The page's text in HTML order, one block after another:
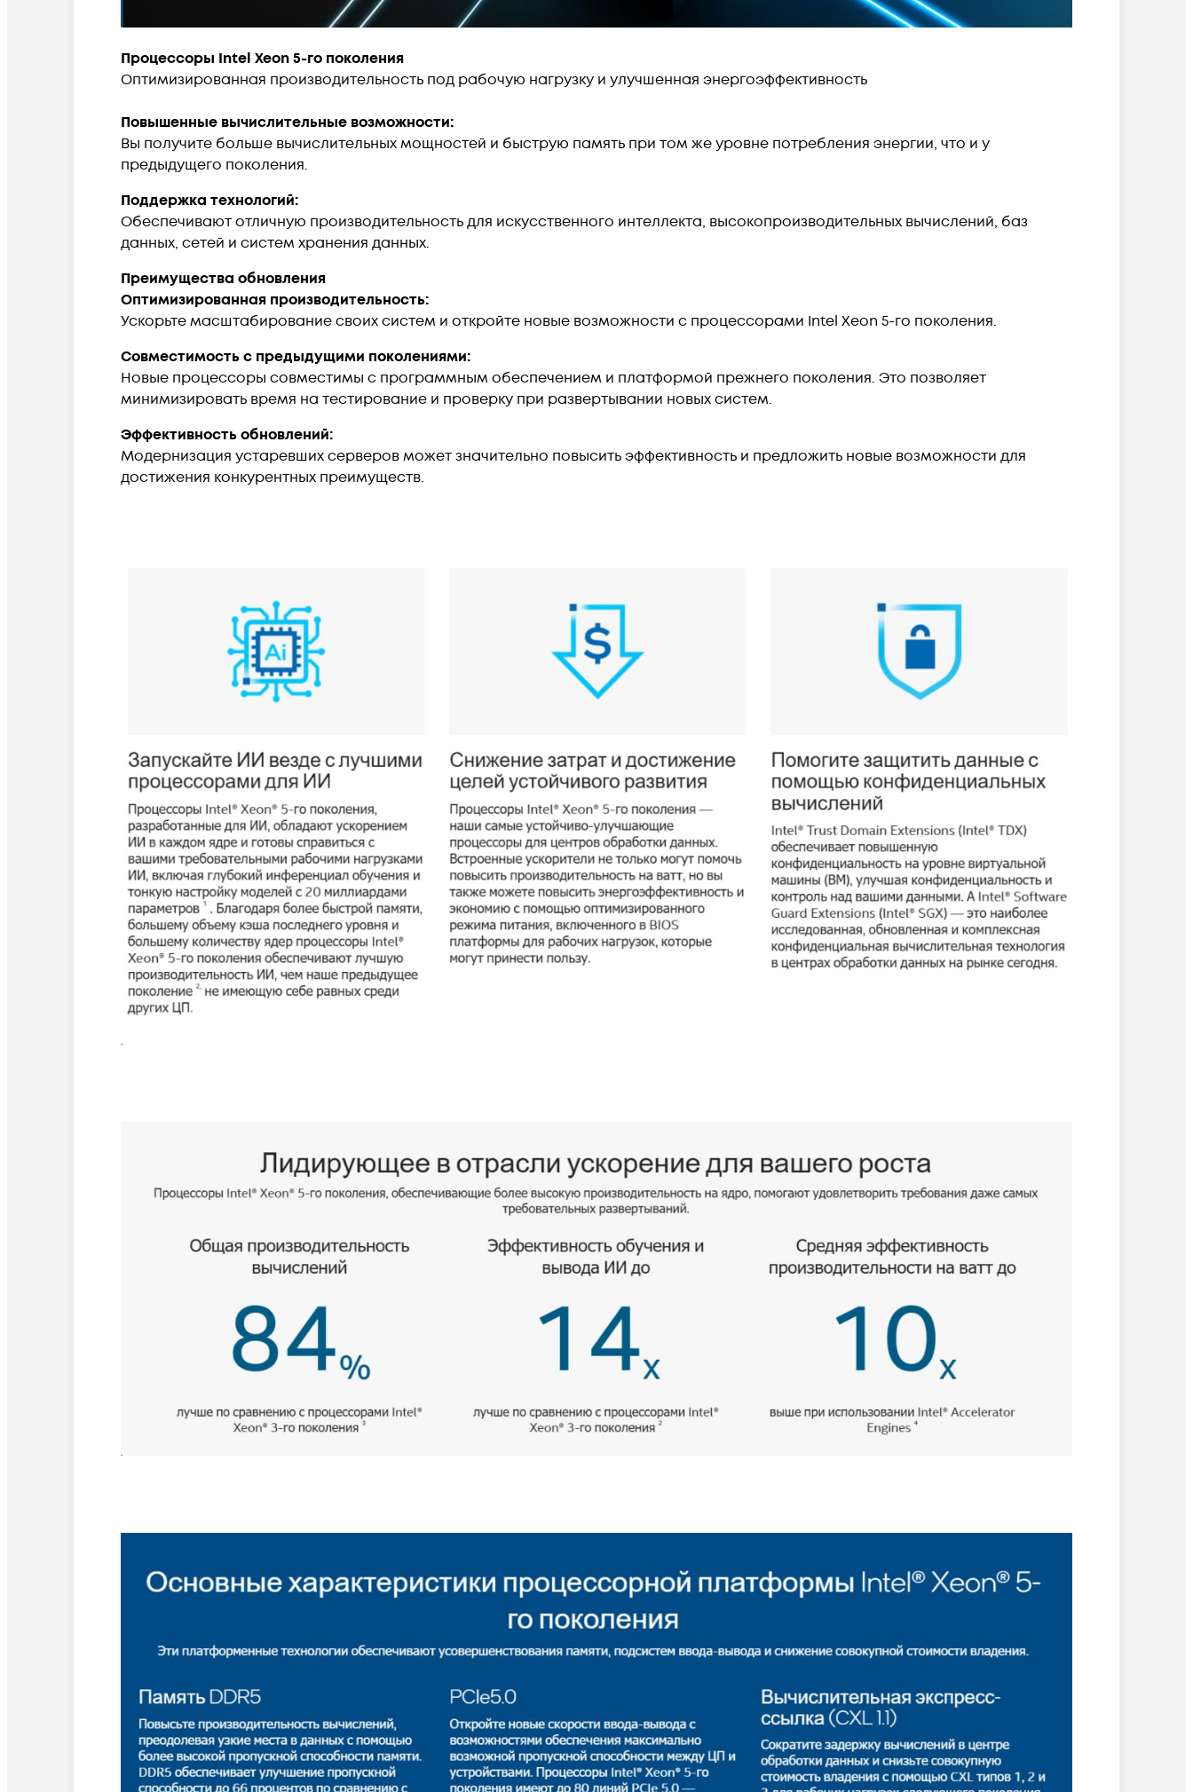
Процессоры Intel Xeon 5-го поколения
Оптимизированная производительность под рабочую нагрузку и улучшенная энергоэффективность
Повышенные вычислительные возможности:
Вы получите больше вычислительных мощностей и быструю память при том же уровне потребления энергии, что и у
предыдущего поколения.
Поддержка технологий:
Обеспечивают отличную производительность для искусственного интеллекта, высокопроизводительных вычислений, баз
данных, сетей и систем хранения данных.
Преимущества обновления
Оптимизированная производительность:
Ускорьте масштабирование своих систем и откройте новые возможности с процессорами Intel Xeon 5-го поколения.
Совместимость с предыдущими поколениями:
Новые процессоры совместимы с программным обеспечением и платформой прежнего поколения. Это позволяет
минимизировать время на тестирование и проверку при развертывании новых систем.
Эффективность обновлений:
Модернизация устаревших серверов может значительно повысить эффективность и предложить новые возможности для
достижения конкурентных преимуществ.